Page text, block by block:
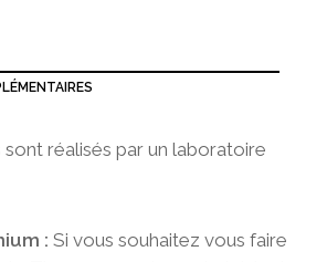
0
0
réalisés par un laboratoire
: Si vous souhaitez vous faire